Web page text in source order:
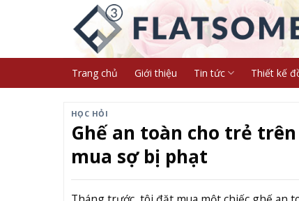
Trang chủ Giới thiệu Tin tức Thiết kế
HỌC HỎI
Ghế an toàn cho trẻ
mua sợ bị phạt